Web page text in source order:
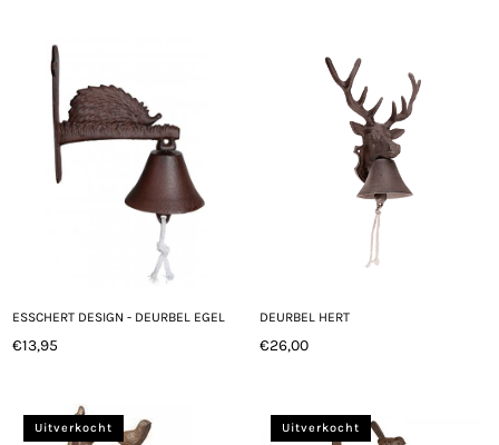
ESSCHERT DESIGN - DEURBEL EGEL
Normale
€13,95
DEURBEL HERT
Normale
€26,00
Uitverkocht Uitverkocht